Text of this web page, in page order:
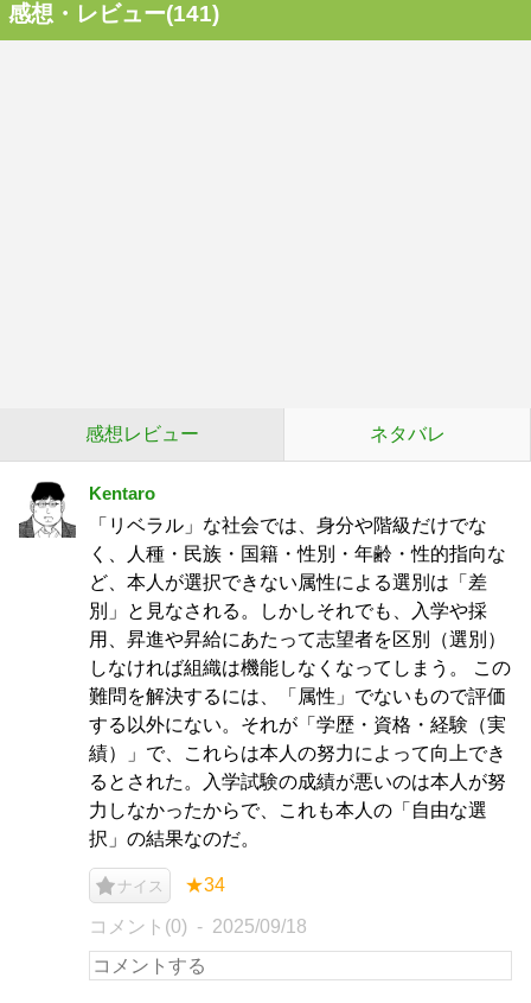
感想・レビュー(141)
感想レビュー ネタバレ
Kentaro
「リベラル」な社会では、身分や階級だけでな
く、人種・民族・国籍・性別・年齢・性的指向な
ど、本人が選択できない属性による選別は「差
別」と見なされる。しかしそれでも、入学や採
用、昇進や昇給にあたって志望者を区別（選別）
しなければ組織は機能しなくなってしまう。 この
難問を解決するには、「属性」でないもので評価
する以外にない。それが「学歴・資格・経験（実
績）」で、これらは本人の努力によって向上でき
るとされた。入学試験の成績が悪いのは本人が努
力しなかったからで、これも本人の「自由な選
択」の結果なのだ。
ナイス ★34
コメント(0) 2025/09/18